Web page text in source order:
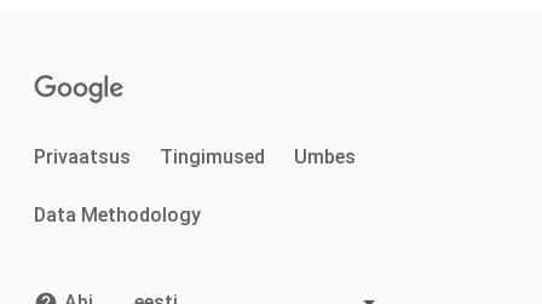
Privaatsus Tingimused Umbes
Data Methodology